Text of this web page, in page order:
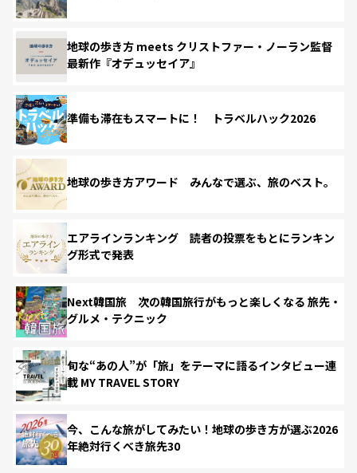
地球の歩き方 meets クリストファー・ノーラン監督
最新作『オデュッセイア』
準備も滞在もスマートに！ トラベルハック2026
地球の歩き方アワード みんなで選ぶ、旅のベスト。
エアラインランキング 読者の投票をもとにランキン
グ形式で発表
Next韓国旅 次の韓国旅行がもっと楽しくなる 旅先・
グルメ・テクニック
旬な“あの人”が「旅」をテーマに語るインタビュー連
載 MY TRAVEL STORY
今、こんな旅がしてみたい！地球の歩き方が選ぶ2026
年絶対行くべき旅先30